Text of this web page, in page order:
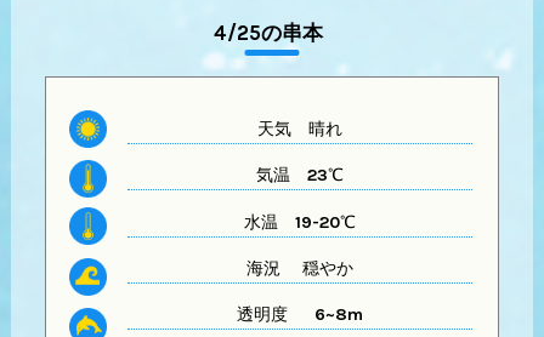
4/25の串本
天気 晴れ
気温 23℃
水温 19-20℃
海況 穏やか
透明度 6~8m